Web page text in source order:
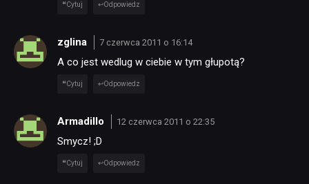
Cytuj Odpowiedz
zglina 7 czerwca 2011 o 16:14
A co jest wedlug w ciebie w tym głupotą?
Cytuj Odpowiedz
Armadillo 12 czerwca 2011 o 22:35
Smycz! ;D
Cytuj Odpowiedz